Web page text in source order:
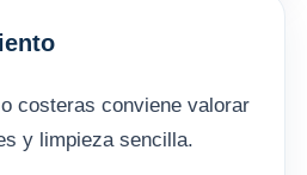
costeras conviene valorar
y limpieza sencilla.